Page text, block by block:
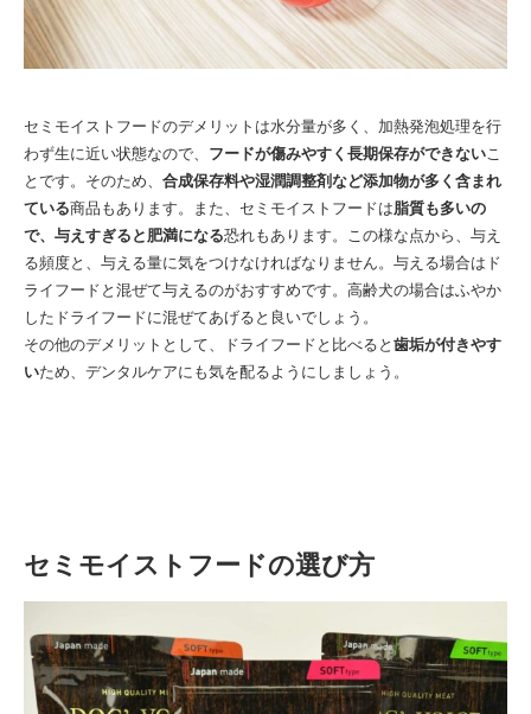
セミモイストフードのデメリットは水分量が多く、加熱発泡処理を行
わず生に近い状態なので、 フードが傷みやすく長期保存ができないこ
とです。そのため、 合成保存料や湿潤調整剤など添加物が多く含まれ
ている商品もあります。また、セミモイストフードは脂質も多いの
で、与えすぎると肥満になる恐れもあります。この様な点から、与え
る頻度と、与える量に気をつけなければなりません。与える場合はド
ライフードと混ぜて与えるのがおすすめです。高齢犬の場合はふやか
したドライフードに混ぜてあげると良いでしょう。
その他のデメリットとして、ドライフードと比べると歯垢が付きやす
いため、デンタルケアにも気を配るようにしましょう。
セミモイストフードの選び方